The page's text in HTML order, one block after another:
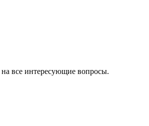
все интересующие вопросы.